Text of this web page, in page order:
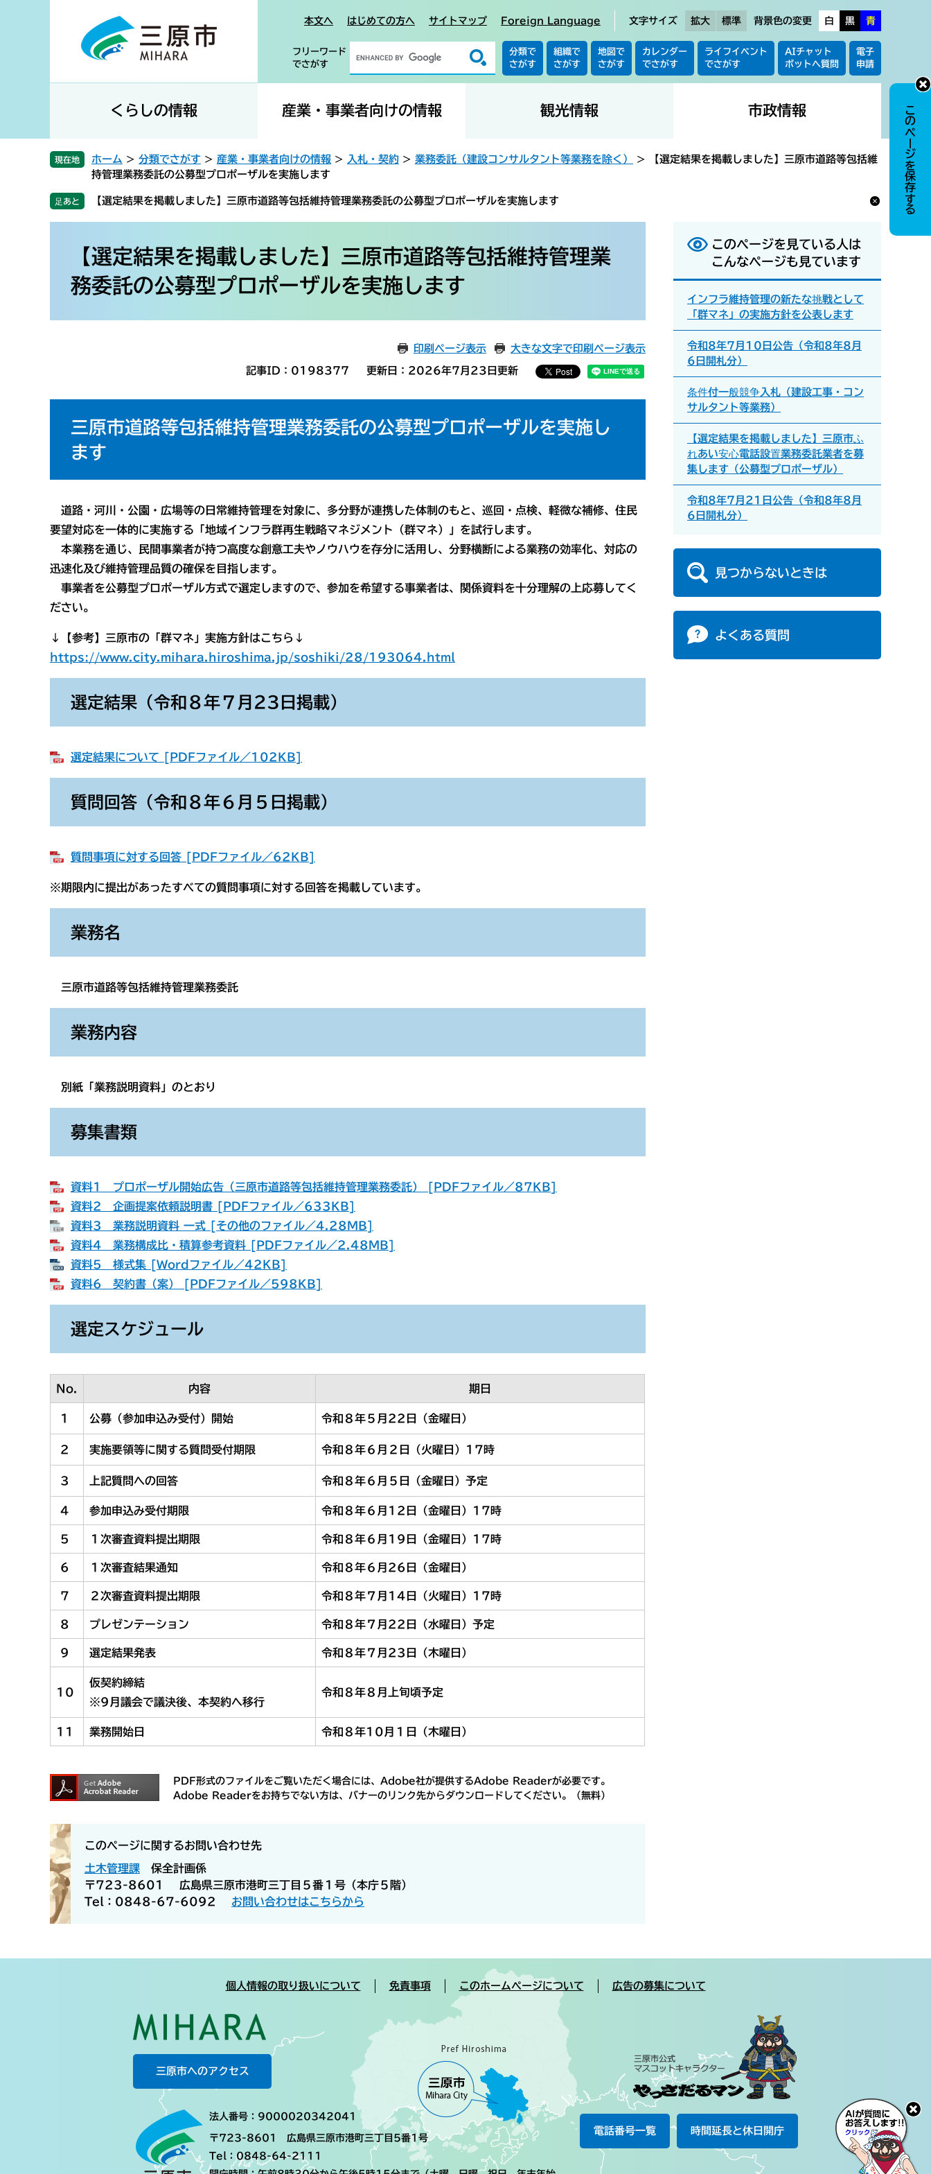
。
て
本文へ はじめての方へ サイトマップ Foreign Language 文字サイズ 拡大 標準 背景色の変更 白 黒 青
フリーワード
でさがす
分類で
さがす
組織で
さがす
地図で
さがす
カレンダー
でさがす
ライフイベント
でさがす
AIチャット
ボットへ質問
電子
申請
くらしの情報 産業・事業者向けの情報 観光情報 市政情報
現在地 ホーム > 分類でさがす > 産業・事業者向けの情報 > 入札・契約 > 業務委託（建設コンサルタント等業務を除く） >
【選定結果を掲載しました】三原市道路等包括維
持管理業務委託の公募型プロポーザルを実施します
【選定結果を掲載しました】三原市道路等包括維持管理業務委託の公募型プロポーザルを実施します
【選定結果を掲載しました】三原市道路等包括維持管理業
務委託の公募型プロポーザルを実施します
印刷ページ表示 大きな文字で印刷ページ表示
記事ID：0198377 更新日：2026年7月23日更新
三原市道路等包括維持管理業務委託の公募型プロポーザルを実施し
ます
道路・河川・公園・広場等の日常維持管理を対象に、多分野が連携した体制のもと、巡回・点検、軽微な補修、住民
要望対応を一体的に実施する「地域インフラ群再生戦略マネジメント（群マネ）」を試行します。
本業務を通じ、民間事業者が持つ高度な創意工夫やノウハウを存分に活用し、分野横断による業務の効率化、対応の
迅速化及び維持管理品質の確保を目指します。
事業者を公募型プロポーザル方式で選定しますので、参加を希望する事業者は、関係資料を十分理解の上応募してく
ださい。
↓【参考】三原市の「群マネ」実施方針はこちら↓
https://www.city.mihara.hiroshima.jp/soshiki/28/193064.html
選定結果（令和８年７月23日掲載）
選定結果について [PDFファイル／102KB]
質問回答（令和８年６月５日掲載）
質問事項に対する回答 [PDFファイル／62KB]
※期限内に提出があったすべての質問事項に対する回答を掲載しています。
業務名
三原市道路等包括維持管理業務委託
業務内容
別紙「業務説明資料」のとおり
募集書類
資料1 プロポーザル開始広告（三原市道路等包括維持管理業務委託） [PDFファイル／87KB]
資料2 企画提案依頼説明書 [PDFファイル／633KB]
資料3 業務説明資料 一式 [その他のファイル／4.28MB]
資料4 業務構成比・積算参考資料 [PDFファイル／2.48MB]
資料5 様式集 [Wordファイル／42KB]
資料6 契約書（案） [PDFファイル／598KB]
選定スケジュール
No. 内容 期日
1 公募（参加申込み受付）開始 令和８年５月22日（金曜日）
2 実施要領等に関する質問受付期限 令和８年６月２日（火曜日）17時​
3 上記質問への回答 令和８年６月５日（金曜日）予定
4 参加申込み受付期限 令和８年６月12日（金曜日）17時
5 １次審査資料提出期限 令和８年６月19日（金曜日）17時
6 １次審査結果通知 令和８年６月26日（金曜日）
7 ２次審査資料提出期限 令和８年７月14日（火曜日）17時
8 プレゼンテーション 令和８年７月22日（水曜日）予定
9 選定結果発表 令和８年７月23日（木曜日）
10
仮契約締結
※9月議会で議決後、本契約へ移行
令和８年８月上旬頃予定
11 業務開始日 令和８年10月１日（木曜日）
PDF形式のファイルをご覧いただく場合には、Adobe社が提供するAdobe Readerが必要です。
Adobe Readerをお持ちでない方は、バナーのリンク先からダウンロードしてください。（無料）
このページに関するお問い合わせ先
土木管理課
保全計画係
〒723-8601
広島県三原市港町三丁目５番１号（本庁５階）
Tel：0848-67-6092
お問い合わせはこちらから
このページを見ている人は
こんなページも見ています
インフラ維持管理の新たな挑戦として
「群マネ」の実施方針を公表します
令和8年7月10日公告（令和8年8月
6日開札分）
条件付一般競争入札（建設工事・コン
サルタント等業務）
【選定結果を掲載しました】三原市ふ
れあい安心電話設置業務委託業者を募
集します（公募型プロポーザル）
令和8年7月21日公告（令和8年8月
6日開札分）
見つからないときは
よくある質問
個人情報の取り扱いについて 免責事項 このホームページについて 広告の募集について
三原市へのアクセス
法人番号：9000020342041
〒723-8601 広島県三原市港町三丁目5番1号
Tel：0848-64-2111
電話番号一覧 時間延長と休日開庁
このページを保存する